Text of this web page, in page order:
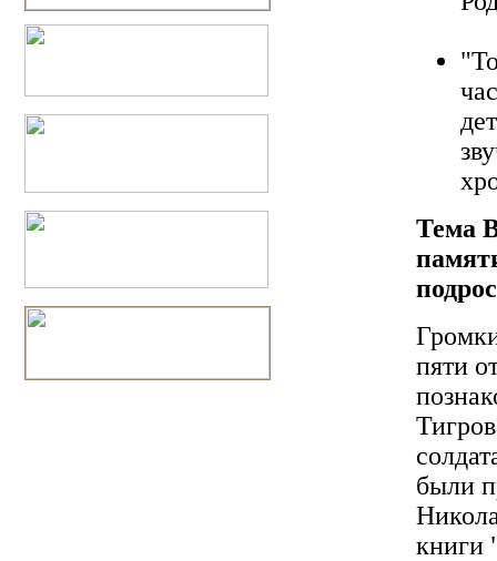
Тема
пяти
были
книги